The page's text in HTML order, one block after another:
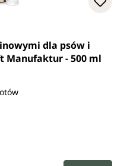
dla psów i
Manufaktur - 500 ml